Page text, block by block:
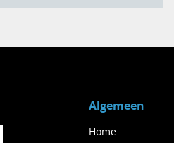
Algemeen
Home